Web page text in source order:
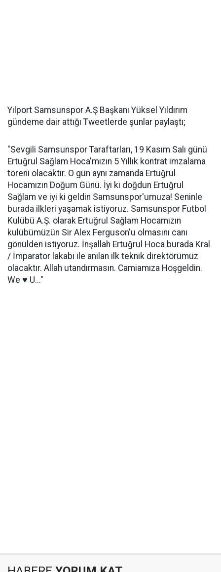
Yılport Samsunspor A.Ş Başkanı Yüksel Yıldırım
gündeme dair attığı Tweetlerde şunlar paylaştı;
"Sevgili Samsunspor Taraftarları, 19 Kasım Salı günü
Ertuğrul Sağlam Hoca'mızın 5 Yıllık kontrat imzalama
töreni olacaktır. O gün aynı zamanda Ertuğrul
Hocamızın Doğum Günü. İyi ki doğdun Ertuğrul
Sağlam ve iyi ki geldin Samsunspor'umuza! Seninle
burada ilkleri yaşamak istiyoruz. Samsunspor Futbol
Kulübü A.Ş. olarak Ertuğrul Sağlam Hocamızın
kulübümüzün Sir Alex Ferguson'u olmasını canı
gönülden istiyoruz. İnşallah Ertuğrul Hoca burada Kral
/ İmparator lakabı ile anılan ilk teknik direktörümüz
olacaktır. Allah utandırmasın. Camiamıza Hoşgeldin.
We ♥️ U..."